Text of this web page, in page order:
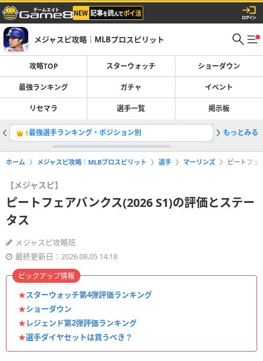
メジャスピ攻略｜MLBプロスピリット
攻略TOP スターウォッチ ショーダウン
最強ランキング ガチャ イベント
リセマラ 選手一覧 掲示板
1最強選手ランキング・ポジション別 2OTWお
もっとみる
ホーム メジャスピ攻略｜MLBプロスピリット 選手 マーリンズ ピートフェ
【メジャスピ】
ピートフェアバンクス(2026 S1)の評価とステー
タス
メジャスピ攻略班
最終更新日：2026.08.05 14:18
★スターウォッチ第4弾評価ランキング
★ショーダウン
★レジェンド第2弾評価ランキング
★選手ダイヤセットは買うべき？
ピックアップ情報